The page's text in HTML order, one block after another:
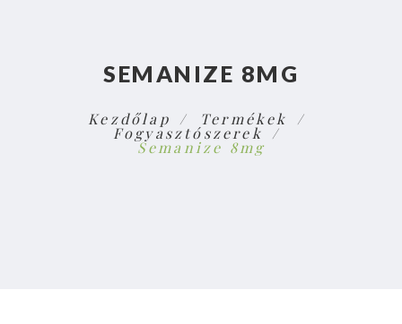
SEMANIZE 8MG
Kezdőlap Termékek
Fogyasztószerek
Semanize 8mg